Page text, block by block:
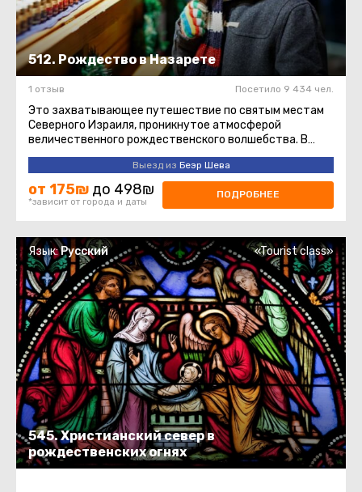
512. Рождество в Назарете
1 отзыв Посетило 9 434 чел.
Это захватывающее путешествие по святым местам
Северного Израиля, проникнутое атмосферой
величественного рождественского волшебства. В
течение дня вы посетите несколько ...
Выезд из Беэр Шева
от 175₪ до 498₪
*зависит от города и даты
ПОДРОБНЕЕ
545. Христианский север в
рождественских огнях
Язык:Русский «Tourist class»